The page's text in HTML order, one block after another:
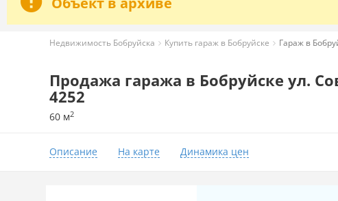
Недвижимость Бобруйска Купить гараж в Бобруйске Гараж в
Продажа гаража в Бобруйске ул.
4252
60 м2
Описание На карте Динамика цен